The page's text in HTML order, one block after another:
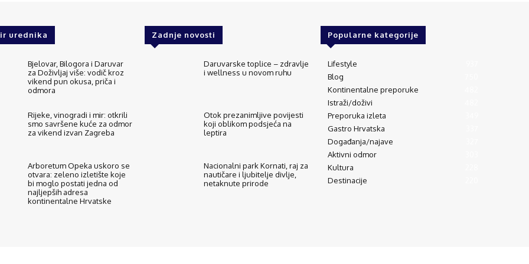
urednika
Bjelovar, Bilogora i Daruvar
za Doživljaj više: vodič kroz
vikend pun okusa, priča i
odmora
Rijeke, vinogradi i mir: otkrili
smo savršene kuće za odmor
za vikend izvan Zagreba
Arboretum Opeka uskoro se
otvara: zeleno izletište koje
bi moglo postati jedna od
najljepših adresa
kontinentalne Hrvatske
Zadnje novosti
Daruvarske toplice – zdravlje
i wellness u novom ruhu
Otok prezanimljive povijesti
koji oblikom podsjeća na
leptira
Nacionalni park Kornati, raj za
nautičare i ljubitelje divlje,
netaknute prirode
Popularne kategorije
Lifestyle
Blog
Kontinentalne preporuke
Istraži/doživi
Preporuka izleta
Gastro Hrvatska
Događanja/najave
Aktivni odmor
Kultura
Destinacije